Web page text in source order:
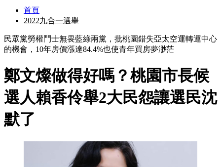
首頁
2022九合一選舉
民眾黨勞權鬥士無畏藍綠兩黨，批桃園錯失亞太空運轉運中心
的機會，10年房價漲達84.4%也使青年買房夢渺茫
鄭文燦做得好嗎？桃園市長候
選人賴香伶舉2大民怨讓選民沈
默了